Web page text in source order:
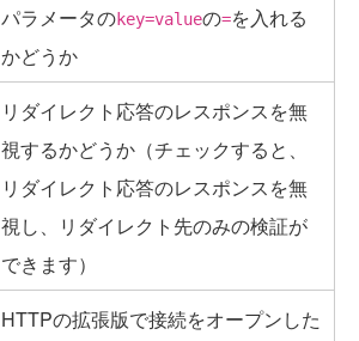
パラメータのkey=valueの=を入れる
かどうか
リダイレクト応答のレスポンスを無
視するかどうか（チェックすると、
リダイレクト応答のレスポンスを無
視し、リダイレクト先のみの検証が
できます）
HTTPの拡張版で接続をオープンした